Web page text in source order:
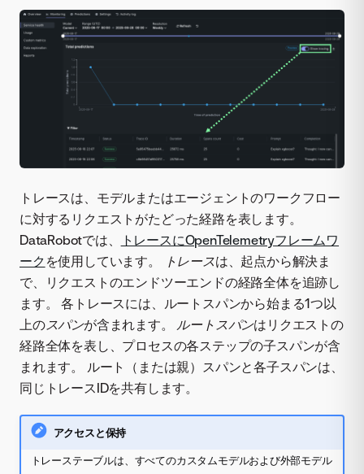
トレースは、モデルまたはエージェントのワークフロー
に対するリクエストがたどった経路を表します。
DataRobotでは、
トレースにOpenTelemetryフレームワ
ーク を使用しています。 トレースは、起点から解決ま
で、リクエストのエンドツーエンドの経路全体を追跡し
ます。 各トレースには、ルートスパンから始まる1つ以
上のスパンが含まれます。 ルートスパンはリクエストの
経路全体を表し、プロセスの各ステップの子スパンが含
まれます。 ルート（または親）スパンと各子スパンは、
同じトレースIDを共有します。
アクセスと保持
トレーステーブルは、すべてのカスタムモデルおよび外部モデル